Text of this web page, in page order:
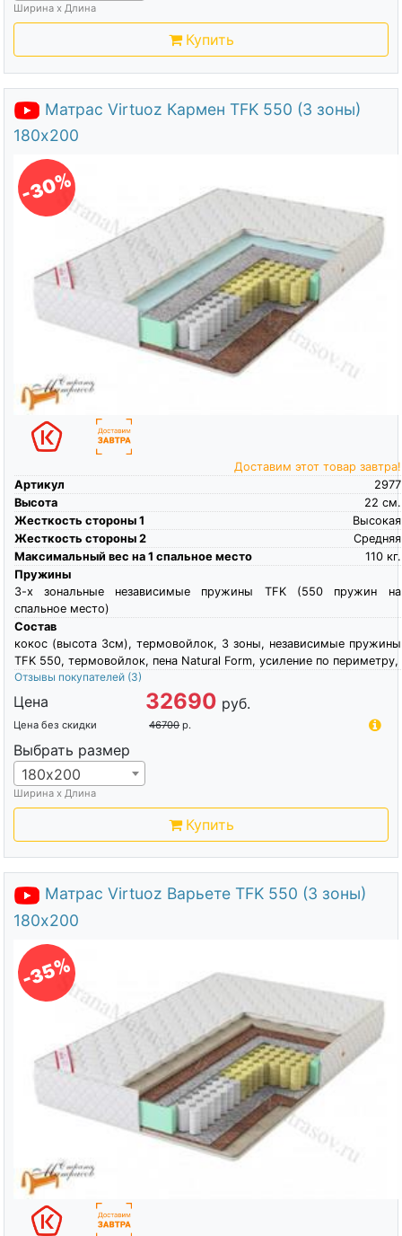
Ширина х Длина
Купить
Матрас Virtuoz Кармен TFK 550 (3 зоны)
180х200
-30%
Доставим этот товар завтра!
Артикул
2977
Высота
см.
22
Жесткость стороны 1
Высокая
Жесткость стороны 2
Средняя
Максимальный вес на 1 спальное место
кг.
110
Пружины
3-х зональные независимые пружины TFK (550 пружин на
спальное место)
Состав
кокос (высота 3см), термовойлок, 3 зоны, независимые пружины
TFK 550, термовойлок, пена Natural Form, усиление по периметру,
Отзывы покупателей (3)
Цена 32690 руб.
Цена без скидки 46700 р.
Выбрать размер
180х200
Ширина х Длина
Купить
Матрас Virtuoz Варьете TFK 550 (3 зоны)
180х200
-35%